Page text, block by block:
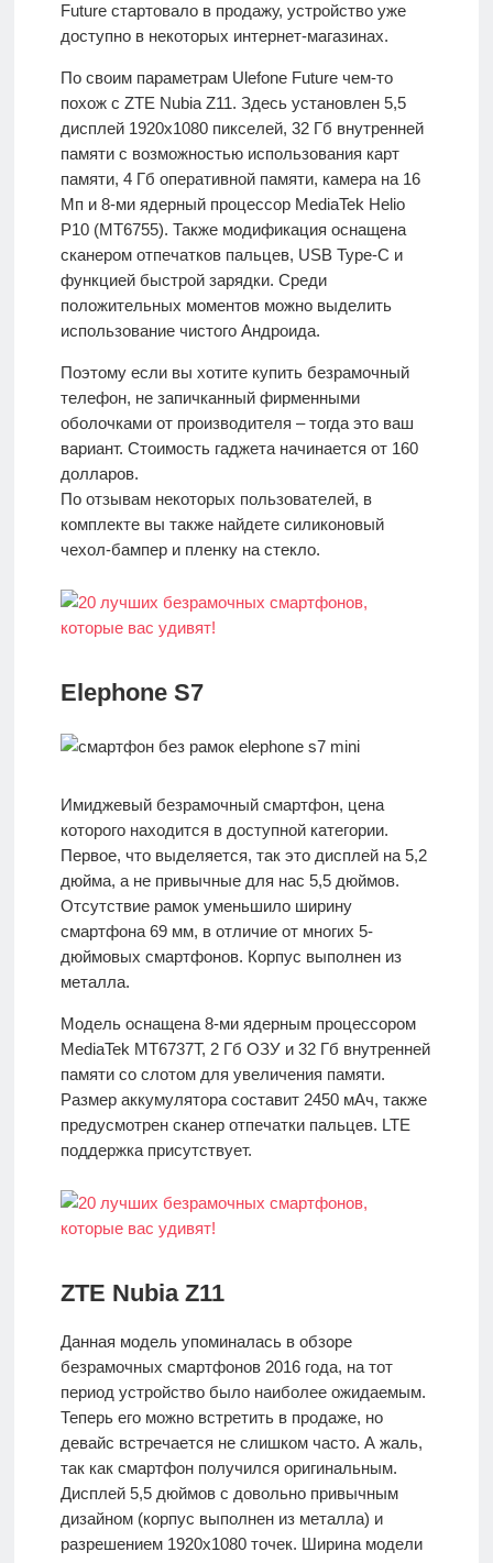
Future стартовало в продажу, устройство уже
доступно в некоторых интернет-магазинах.
По своим параметрам Ulefone Future чем-то
похож с ZTE Nubia Z11. Здесь установлен 5,5
дисплей 1920х1080 пикселей, 32 Гб внутренней
памяти с возможностью использования карт
памяти, 4 Гб оперативной памяти, камера на 16
Мп и 8-ми ядерный процессор MediaTek Helio
P10 (MT6755). Также модификация оснащена
сканером отпечатков пальцев, USB Type-C и
функцией быстрой зарядки. Среди
положительных моментов можно выделить
использование чистого Андроида.
Поэтому если вы хотите купить безрамочный
телефон, не запичканный фирменными
оболочками от производителя – тогда это ваш
вариант. Стоимость гаджета начинается от 160
долларов.
По отзывам некоторых пользователей, в
комплекте вы также найдете силиконовый
чехол-бампер и пленку на стекло.
Elephone S7
Имиджевый безрамочный смартфон, цена
которого находится в доступной категории.
Первое, что выделяется, так это дисплей на 5,2
дюйма, а не привычные для нас 5,5 дюймов.
Отсутствие рамок уменьшило ширину
смартфона 69 мм, в отличие от многих 5-
дюймовых смартфонов. Корпус выполнен из
металла.
Модель оснащена 8-ми ядерным процессором
MediaTek MT6737T, 2 Гб ОЗУ и 32 Гб внутренней
памяти со слотом для увеличения памяти.
Размер аккумулятора составит 2450 мАч, также
предусмотрен сканер отпечатки пальцев. LTE
поддержка присутствует.
ZTE Nubia Z11
Данная модель упоминалась в обзоре
безрамочных смартфонов 2016 года, на тот
период устройство было наиболее ожидаемым.
Теперь его можно встретить в продаже, но
девайс встречается не слишком часто. А жаль,
так как смартфон получился оригинальным.
Дисплей 5,5 дюймов с довольно привычным
дизайном (корпус выполнен из металла) и
разрешением 1920х1080 точек. Ширина модели